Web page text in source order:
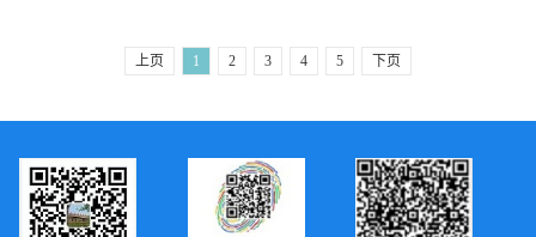
上页 1 2 3 4 5 下页